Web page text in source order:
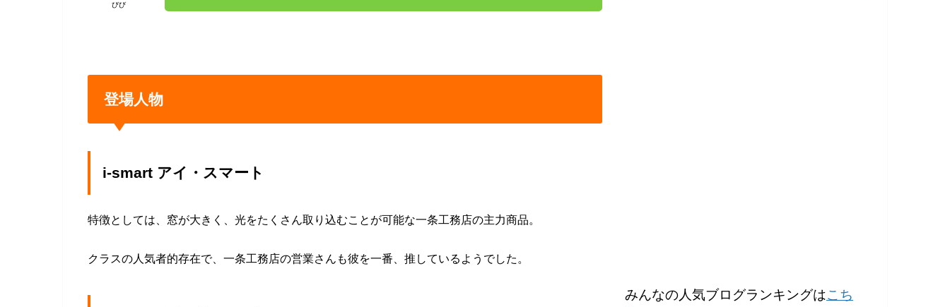
びび
登場人物
i-smart アイ・スマート
特徴としては、窓が大きく、光をたくさん取り込むことが可能な一条工務店の主力商品。
クラスの人気者的存在で、一条工務店の営業さんも彼を一番、推しているようでした。
みんなの人気ブログランキングはこち